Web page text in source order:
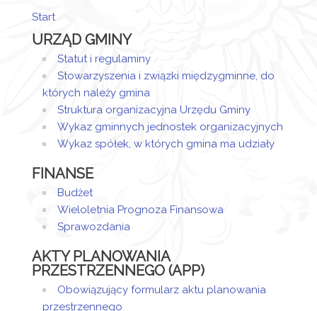
został
utworzony.
19 luty 2024
10:19
Start
URZĄD GMINY
Statut i regulaminy
Stowarzyszenia i związki międzygminne, do
których należy gmina
Struktura organizacyjna Urzędu Gminy
Wykaz gminnych jednostek organizacyjnych
Wykaz spółek, w których gmina ma udziały
FINANSE
Budżet
Wieloletnia Prognoza Finansowa
Sprawozdania
AKTY PLANOWANIA
PRZESTRZENNEGO (APP)
Obowiązujący formularz aktu planowania
przestrzennego